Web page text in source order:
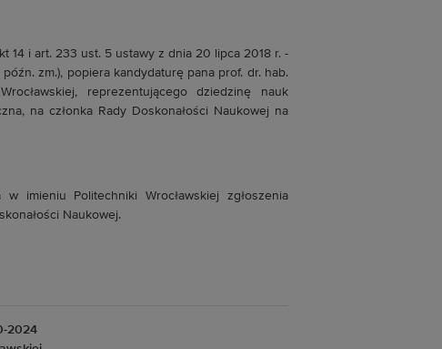
14 i art. 233 ust. 5 ustawy z dnia 20 lipca 2018 r. -
zm.), popiera kandydaturę pana prof. dr. hab.
reprezentującego dziedzinę nauk
na członka Rady Doskonałości Naukowej na
imieniu Politechniki Wrocławskiej zgłoszenia
Naukowej.
2024